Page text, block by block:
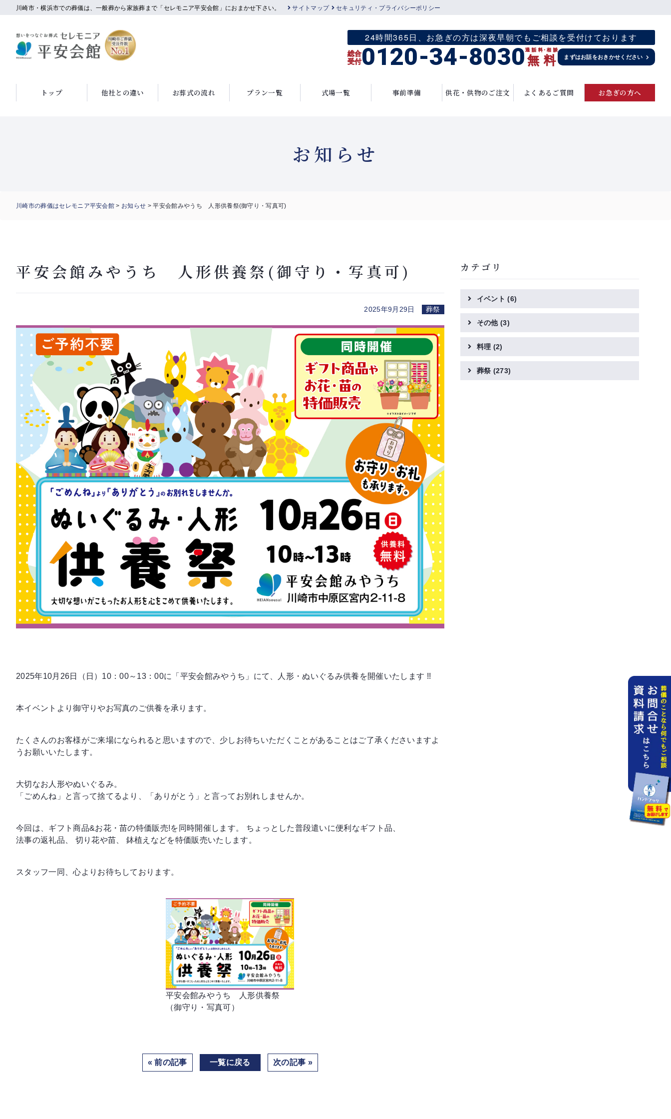
川崎市・横浜市での葬儀は、一般葬から家族葬まで「セレモニア平安会館」におまかせ下さい。 サイトマップ セキュリティ・プライバシーポリシー
24時間365日、お急ぎの方は深夜早朝でもご相談を受付けております
総合
受付0120-34-8030通話料・相談
無 料 まずはお話をおきかせください
トップ 他社との違い お葬式の流れ プラン一覧 式場一覧 事前準備 供花・供物のご注文 よくあるご質問 お急ぎの方へ
お知らせ
川崎市の葬儀はセレモニア平安会館 > お知らせ >平安会館みやうち 人形供養祭(御守り・写真可)
平安会館みやうち 人形供養祭(御守り・写真可)
2025年9月29日 葬祭
2025年10月26日（日）10：00～13：00に「平安会館みやうち」にて、人形・ぬいぐるみ供養を開催いたします !!
本イベントより御守りやお写真のご供養を承ります。
たくさんのお客様がご来場になられると思いますので、少しお待ちいただくことがあることはご了承くださいますよ
うお願いいたします。
大切なお人形やぬいぐるみ。
「ごめんね」と言って捨てるより、「ありがとう」と言ってお別れしませんか。
今回は、ギフト商品&お花・苗の特価販売!を同時開催します。 ちょっとした普段遣いに便利なギフト品、
法事の返礼品、 切り花や苗、 鉢植えなどを特価販売いたします。
スタッフ一同、心よりお待ちしております。
平安会館みやうち 人形供養祭
（御守り・写真可）
« 前の記事 一覧に戻る 次の記事 »
カテゴリ
イベント(6)
その他 (3)
料理 (2)
葬祭 (273)